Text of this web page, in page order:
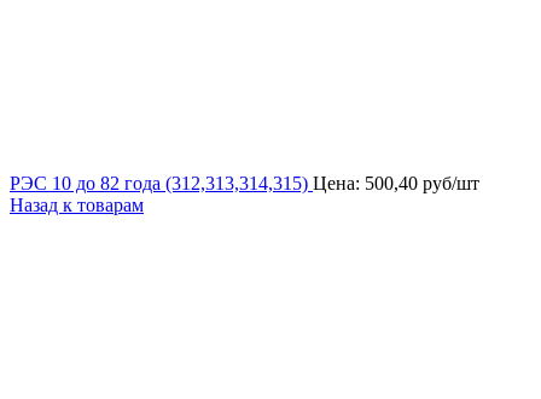
РЭС 10 до 82 года (312,313,314,315) Цена: 500,40 руб/шт
Назад к товарам